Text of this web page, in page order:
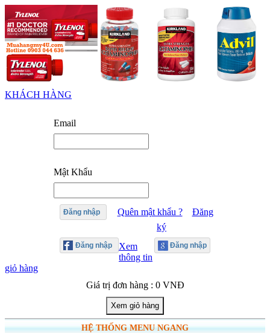
KHÁCH HÀNG
Email
Mật Khẩu
Đăng nhập Quên mật khẩu ?
Đăng
ký
Xem
thông tin
giỏ hàng
Giá trị đơn hàng : 0 VNĐ
HỆ THỐNG MENU NGANG